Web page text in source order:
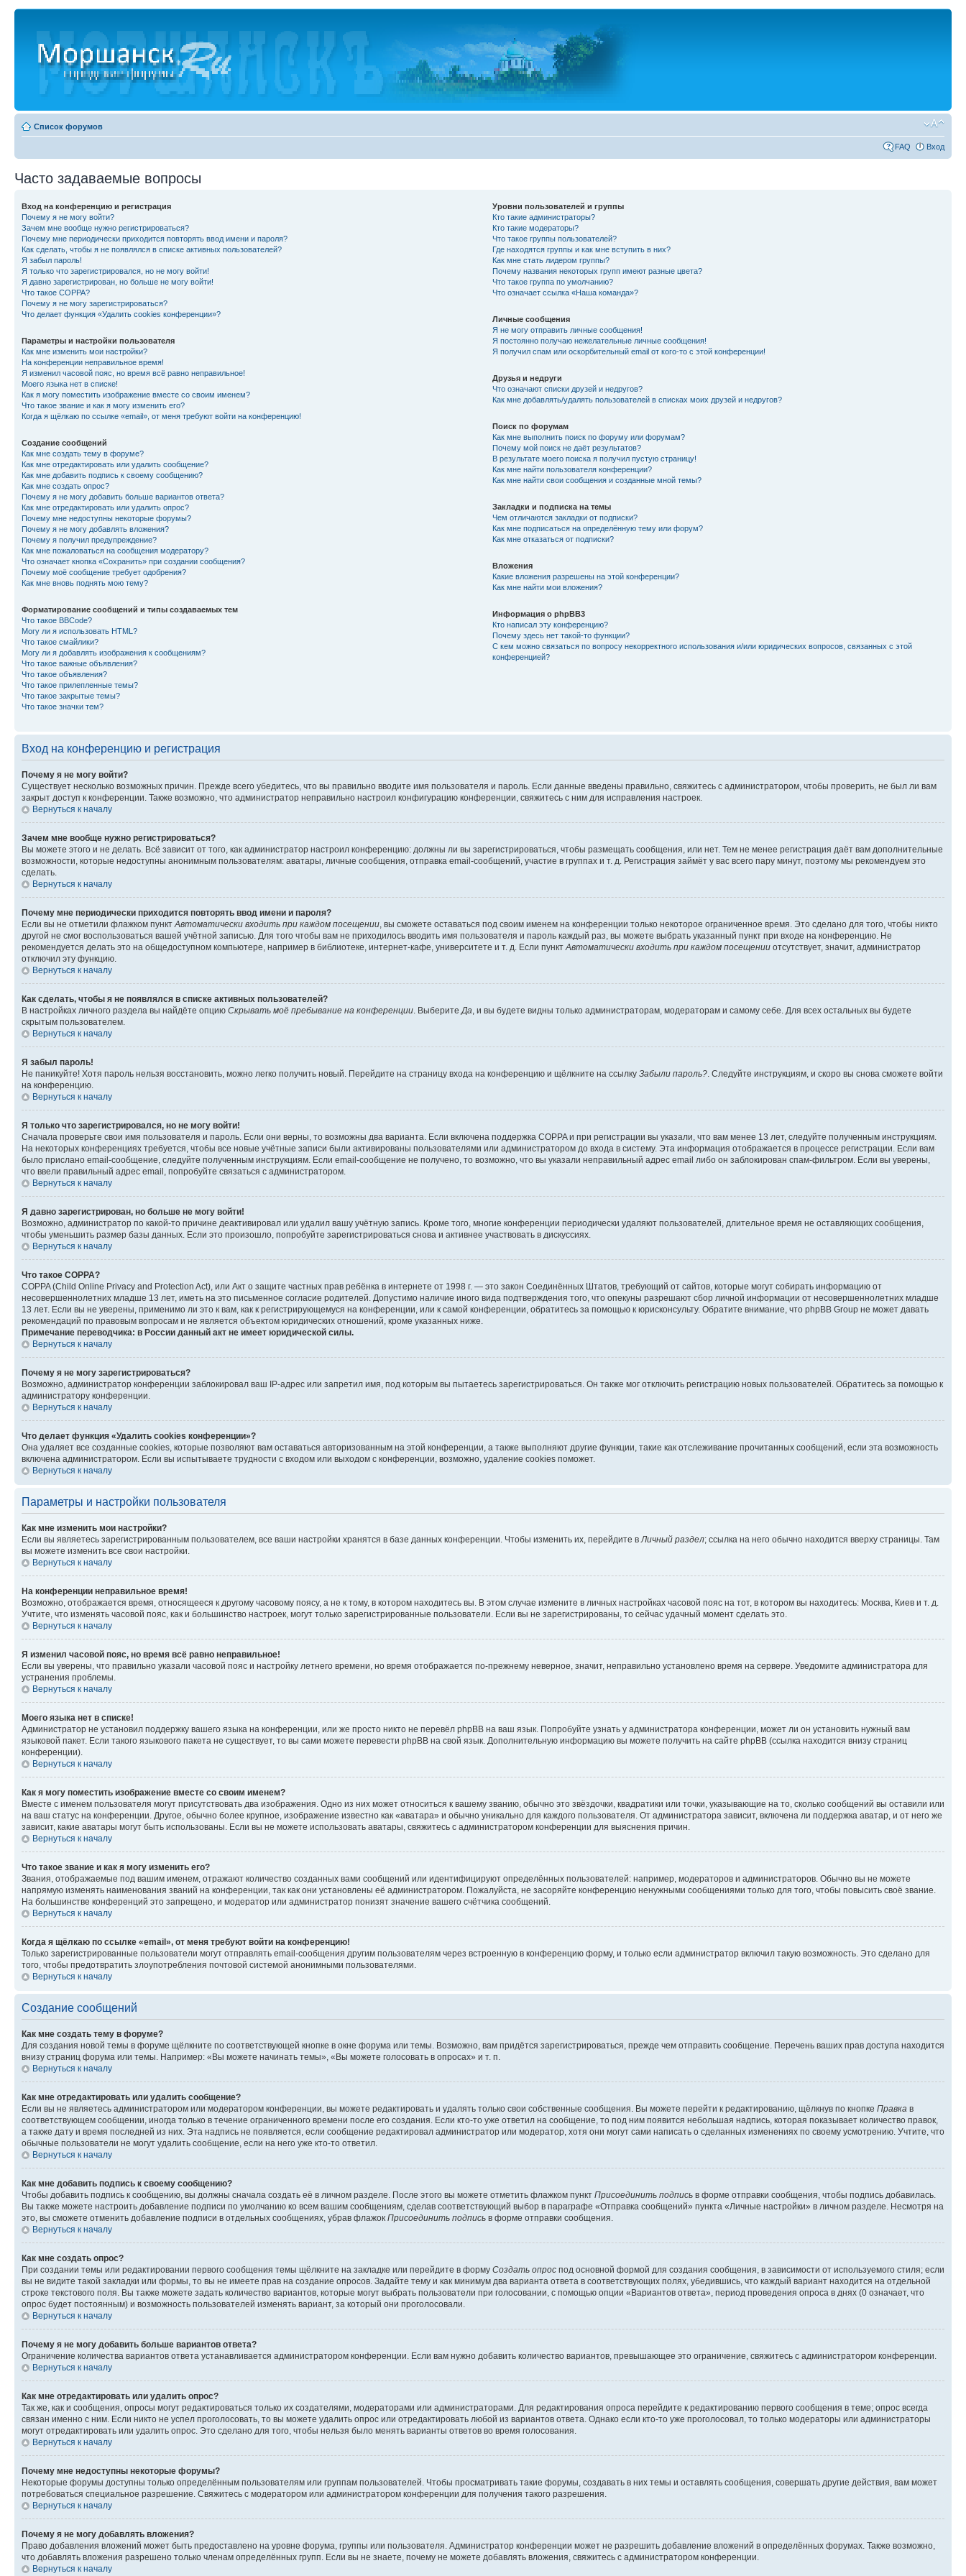
Список форумов
FAQ Вход
Часто задаваемые вопросы
Вход на конференцию и регистрация
Почему я не могу войти?
Зачем мне вообще нужно регистрироваться?
Почему мне периодически приходится повторять ввод имени и пароля?
Как сделать, чтобы я не появлялся в списке активных пользователей?
Я забыл пароль!
Я только что зарегистрировался, но не могу войти!
Я давно зарегистрирован, но больше не могу войти!
Что такое COPPA?
Почему я не могу зарегистрироваться?
Что делает функция «Удалить cookies конференции»?
Параметры и настройки пользователя
Как мне изменить мои настройки?
На конференции неправильное время!
Я изменил часовой пояс, но время всё равно неправильное!
Моего языка нет в списке!
Как я могу поместить изображение вместе со своим именем?
Что такое звание и как я могу изменить его?
Когда я щёлкаю по ссылке «email», от меня требуют войти на конференцию!
Создание сообщений
Как мне создать тему в форуме?
Как мне отредактировать или удалить сообщение?
Как мне добавить подпись к своему сообщению?
Как мне создать опрос?
Почему я не могу добавить больше вариантов ответа?
Как мне отредактировать или удалить опрос?
Почему мне недоступны некоторые форумы?
Почему я не могу добавлять вложения?
Почему я получил предупреждение?
Как мне пожаловаться на сообщения модератору?
Что означает кнопка «Сохранить» при создании сообщения?
Почему моё сообщение требует одобрения?
Как мне вновь поднять мою тему?
Форматирование сообщений и типы создаваемых тем
Что такое BBCode?
Могу ли я использовать HTML?
Что такое смайлики?
Могу ли я добавлять изображения к сообщениям?
Что такое важные объявления?
Что такое объявления?
Что такое прилепленные темы?
Что такое закрытые темы?
Что такое значки тем?
Уровни пользователей и группы
Кто такие администраторы?
Кто такие модераторы?
Что такое группы пользователей?
Где находятся группы и как мне вступить в них?
Как мне стать лидером группы?
Почему названия некоторых групп имеют разные цвета?
Что такое группа по умолчанию?
Что означает ссылка «Наша команда»?
Личные сообщения
Я не могу отправить личные сообщения!
Я постоянно получаю нежелательные личные сообщения!
Я получил спам или оскорбительный email от кого-то с этой конференции!
Друзья и недруги
Что означают списки друзей и недругов?
Как мне добавлять/удалять пользователей в списках моих друзей и недругов?
Поиск по форумам
Как мне выполнить поиск по форуму или форумам?
Почему мой поиск не даёт результатов?
В результате моего поиска я получил пустую страницу!
Как мне найти пользователя конференции?
Как мне найти свои сообщения и созданные мной темы?
Закладки и подписка на темы
Чем отличаются закладки от подписки?
Как мне подписаться на определённую тему или форум?
Как мне отказаться от подписки?
Вложения
Какие вложения разрешены на этой конференции?
Как мне найти мои вложения?
Информация о phpBB3
Кто написал эту конференцию?
Почему здесь нет такой-то функции?
С кем можно связаться по вопросу некорректного использования и/или юридических вопросов, связанных с этой
конференцией?
Вход на конференцию и регистрация
Почему я не могу войти?
Существует несколько возможных причин. Прежде всего убедитесь, что вы правильно вводите имя пользователя и пароль. Если данные введены правильно, свяжитесь с администратором, чтобы проверить, не был ли вам
закрыт доступ к конференции. Также возможно, что администратор неправильно настроил конфигурацию конференции, свяжитесь с ним для исправления настроек.
Вернуться к началу
Зачем мне вообще нужно регистрироваться?
Вы можете этого и не делать. Всё зависит от того, как администратор настроил конференцию: должны ли вы зарегистрироваться, чтобы размещать сообщения, или нет. Тем не менее регистрация даёт вам дополнительные
возможности, которые недоступны анонимным пользователям: аватары, личные сообщения, отправка email-сообщений, участие в группах и т. д. Регистрация займёт у вас всего пару минут, поэтому мы рекомендуем это
сделать.
Вернуться к началу
Почему мне периодически приходится повторять ввод имени и пароля?
Если вы не отметили флажком пунктАвтоматически входить при каждом посещении, вы сможете оставаться под своим именем на конференции только некоторое ограниченное время. Это сделано для того, чтобы никто
другой не смог воспользоваться вашей учётной записью. Для того чтобы вам не приходилось вводить имя пользователя и пароль каждый раз, вы можете выбрать указанный пункт при входе на конференцию. Не
рекомендуется делать это на общедоступном компьютере, например в библиотеке, интернет-кафе, университете и т. д. Если пунктАвтоматически входить при каждом посещении отсутствует, значит, администратор
отключил эту функцию.
Вернуться к началу
Как сделать, чтобы я не появлялся в списке активных пользователей?
В настройках личного раздела вы найдёте опцию Скрывать моё пребывание на конференции. ВыберитеДа, и вы будете видны только администраторам, модераторам и самому себе. Для всех остальных вы будете
скрытым пользователем.
Вернуться к началу
Я забыл пароль!
Не паникуйте! Хотя пароль нельзя восстановить, можно легко получить новый. Перейдите на страницу входа на конференцию и щёлкните на ссылку Забыли пароль?. Следуйте инструкциям, и скоро вы снова сможете войти
на конференцию.
Вернуться к началу
Я только что зарегистрировался, но не могу войти!
Сначала проверьте свои имя пользователя и пароль. Если они верны, то возможны два варианта. Если включена поддержка COPPA и при регистрации вы указали, что вам менее 13 лет, следуйте полученным инструкциям.
На некоторых конференциях требуется, чтобы все новые учётные записи были активированы пользователями или администратором до входа в систему. Эта информация отображается в процессе регистрации. Если вам
было прислано email-сообщение, следуйте полученным инструкциям. Если email-сообщение не получено, то возможно, что вы указали неправильный адрес email либо он заблокирован спам-фильтром. Если вы уверены,
что ввели правильный адрес email, попробуйте связаться с администратором.
Вернуться к началу
Я давно зарегистрирован, но больше не могу войти!
Возможно, администратор по какой-то причине деактивировал или удалил вашу учётную запись. Кроме того, многие конференции периодически удаляют пользователей, длительное время не оставляющих сообщения,
чтобы уменьшить размер базы данных. Если это произошло, попробуйте зарегистрироваться снова и активнее участвовать в дискуссиях.
Вернуться к началу
Что такое COPPA?
COPPA (Child Online Privacy and Protection Act), или Акт о защите частных прав ребёнка в интернете от 1998 г. — это закон Соединённых Штатов, требующий от сайтов, которые могут собирать информацию от
несовершеннолетних младше 13 лет, иметь на это письменное согласие родителей. Допустимо наличие иного вида подтверждения того, что опекуны разрешают сбор личной информации от несовершеннолетних младше
13 лет. Если вы не уверены, применимо ли это к вам, как к регистрирующемуся на конференции, или к самой конференции, обратитесь за помощью к юрисконсульту. Обратите внимание, что phpBB Group не может давать
рекомендаций по правовым вопросам и не является объектом юридических отношений, кроме указанных ниже.
Примечание переводчика: в России данный акт не имеет юридической силы.
Вернуться к началу
Почему я не могу зарегистрироваться?
Возможно, администратор конференции заблокировал ваш IP-адрес или запретил имя, под которым вы пытаетесь зарегистрироваться. Он также мог отключить регистрацию новых пользователей. Обратитесь за помощью к
администратору конференции.
Вернуться к началу
Что делает функция «Удалить cookies конференции»?
Она удаляет все созданные cookies, которые позволяют вам оставаться авторизованным на этой конференции, а также выполняют другие функции, такие как отслеживание прочитанных сообщений, если эта возможность
включена администратором. Если вы испытываете трудности с входом или выходом с конференции, возможно, удаление cookies поможет.
Вернуться к началу
Параметры и настройки пользователя
Как мне изменить мои настройки?
Если вы являетесь зарегистрированным пользователем, все ваши настройки хранятся в базе данных конференции. Чтобы изменить их, перейдите вЛичный раздел; ссылка на него обычно находится вверху страницы. Там
вы можете изменить все свои настройки.
Вернуться к началу
На конференции неправильное время!
Возможно, отображается время, относящееся к другому часовому поясу, а не к тому, в котором находитесь вы. В этом случае измените в личных настройках часовой пояс на тот, в котором вы находитесь: Москва, Киев и т. д.
Учтите, что изменять часовой пояс, как и большинство настроек, могут только зарегистрированные пользователи. Если вы не зарегистрированы, то сейчас удачный момент сделать это.
Вернуться к началу
Я изменил часовой пояс, но время всё равно неправильное!
Если вы уверены, что правильно указали часовой пояс и настройку летнего времени, но время отображается по-прежнему неверное, значит, неправильно установлено время на сервере. Уведомите администратора для
устранения проблемы.
Вернуться к началу
Моего языка нет в списке!
Администратор не установил поддержку вашего языка на конференции, или же просто никто не перевёл phpBB на ваш язык. Попробуйте узнать у администратора конференции, может ли он установить нужный вам
языковой пакет. Если такого языкового пакета не существует, то вы сами можете перевести phpBB на свой язык. Дополнительную информацию вы можете получить на сайте phpBB (ссылка находится внизу страниц
конференции).
Вернуться к началу
Как я могу поместить изображение вместе со своим именем?
Вместе с именем пользователя могут присутствовать два изображения. Одно из них может относиться к вашему званию, обычно это звёздочки, квадратики или точки, указывающие на то, сколько сообщений вы оставили или
на ваш статус на конференции. Другое, обычно более крупное, изображение известно как «аватара» и обычно уникально для каждого пользователя. От администратора зависит, включена ли поддержка аватар, и от него же
зависит, какие аватары могут быть использованы. Если вы не можете использовать аватары, свяжитесь с администратором конференции для выяснения причин.
Вернуться к началу
Что такое звание и как я могу изменить его?
Звания, отображаемые под вашим именем, отражают количество созданных вами сообщений или идентифицируют определённых пользователей: например, модераторов и администраторов. Обычно вы не можете
напрямую изменять наименования званий на конференции, так как они установлены её администратором. Пожалуйста, не засоряйте конференцию ненужными сообщениями только для того, чтобы повысить своё звание.
На большинстве конференций это запрещено, и модератор или администратор понизят значение вашего счётчика сообщений.
Вернуться к началу
Когда я щёлкаю по ссылке «email», от меня требуют войти на конференцию!
Только зарегистрированные пользователи могут отправлять email-сообщения другим пользователям через встроенную в конференцию форму, и только если администратор включил такую возможность. Это сделано для
того, чтобы предотвратить злоупотребления почтовой системой анонимными пользователями.
Вернуться к началу
Создание сообщений
Как мне создать тему в форуме?
Для создания новой темы в форуме щёлкните по соответствующей кнопке в окне форума или темы. Возможно, вам придётся зарегистрироваться, прежде чем отправить сообщение. Перечень ваших прав доступа находится
внизу страниц форума или темы. Например: «Вы можете начинать темы», «Вы можете голосовать в опросах» и т. п.
Вернуться к началу
Как мне отредактировать или удалить сообщение?
Если вы не являетесь администратором или модератором конференции, вы можете редактировать и удалять только свои собственные сообщения. Вы можете перейти к редактированию, щёлкнув по кнопке Правка в
соответствующем сообщении, иногда только в течение ограниченного времени после его создания. Если кто-то уже ответил на сообщение, то под ним появится небольшая надпись, которая показывает количество правок,
а также дату и время последней из них. Эта надпись не появляется, если сообщение редактировал администратор или модератор, хотя они могут сами написать о сделанных изменениях по своему усмотрению. Учтите, что
обычные пользователи не могут удалить сообщение, если на него уже кто-то ответил.
Вернуться к началу
Как мне добавить подпись к своему сообщению?
Чтобы добавить подпись к сообщению, вы должны сначала создать её в личном разделе. После этого вы можете отметить флажком пункт Присоединить подпись в форме отправки сообщения, чтобы подпись добавилась.
Вы также можете настроить добавление подписи по умолчанию ко всем вашим сообщениям, сделав соответствующий выбор в параграфе «Отправка сообщений» пункта «Личные настройки» в личном разделе. Несмотря на
это, вы сможете отменить добавление подписи в отдельных сообщениях, убрав флажок Присоединить подпись в форме отправки сообщения.
Вернуться к началу
Как мне создать опрос?
При создании темы или редактировании первого сообщения темы щёлкните на закладке или перейдите в форму Создать опрос под основной формой для создания сообщения, в зависимости от используемого стиля; если
вы не видите такой закладки или формы, то вы не имеете прав на создание опросов. Задайте тему и как минимум два варианта ответа в соответствующих полях, убедившись, что каждый вариант находится на отдельной
строке текстового поля. Вы также можете задать количество вариантов, которые могут выбрать пользователи при голосовании, с помощью опции «Вариантов ответа», период проведения опроса в днях (0 означает, что
опрос будет постоянным) и возможность пользователей изменять вариант, за который они проголосовали.
Вернуться к началу
Почему я не могу добавить больше вариантов ответа?
Ограничение количества вариантов ответа устанавливается администратором конференции. Если вам нужно добавить количество вариантов, превышающее это ограничение, свяжитесь с администратором конференции.
Вернуться к началу
Как мне отредактировать или удалить опрос?
Так же, как и сообщения, опросы могут редактироваться только их создателями, модераторами или администраторами. Для редактирования опроса перейдите к редактированию первого сообщения в теме; опрос всегда
связан именно с ним. Если никто не успел проголосовать, то вы можете удалить опрос или отредактировать любой из вариантов ответа. Однако если кто-то уже проголосовал, то только модераторы или администраторы
могут отредактировать или удалить опрос. Это сделано для того, чтобы нельзя было менять варианты ответов во время голосования.
Вернуться к началу
Почему мне недоступны некоторые форумы?
Некоторые форумы доступны только определённым пользователям или группам пользователей. Чтобы просматривать такие форумы, создавать в них темы и оставлять сообщения, совершать другие действия, вам может
потребоваться специальное разрешение. Свяжитесь с модератором или администратором конференции для получения такого разрешения.
Вернуться к началу
Почему я не могу добавлять вложения?
Право добавления вложений может быть предоставлено на уровне форума, группы или пользователя. Администратор конференции может не разрешить добавление вложений в определённых форумах. Также возможно,
что добавлять вложения разрешено только членам определённых групп. Если вы не знаете, почему не можете добавлять вложения, свяжитесь с администратором конференции.
Вернуться к началу